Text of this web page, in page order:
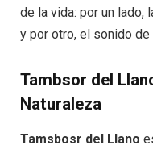
de la vida: por un lado,
y por otro, el sonido
Tambsor del
Naturaleza
Tamsbosr del Llano